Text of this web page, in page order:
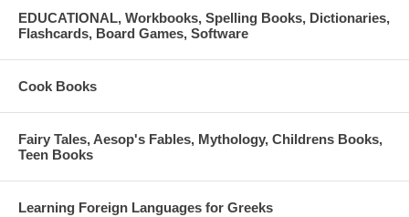
EDUCATIONAL, Workbooks, Spelling Books, Dictionaries,
Flashcards, Board Games, Software
Cook Books
Fairy Tales, Aesop's Fables, Mythology, Childrens Books,
Teen Books
Learning Foreign Languages for Greeks